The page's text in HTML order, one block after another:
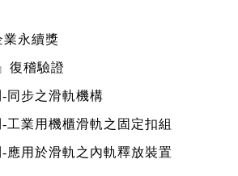
業永續獎
復稽驗證
同步之滑軌機構
業用機櫃滑軌之固定扣組
用於滑軌之內軌釋放裝置